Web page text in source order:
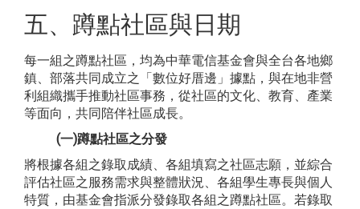
五、蹲點社區與日期
每一組之蹲點社區，均為中華電信基金會與全台各地鄉
鎮、部落共同成立之「數位好厝邊」據點，與在地非營
利組織攜手推動社區事務，從社區的文化、教育、產業
等面向，共同陪伴社區成長。
(一)蹲點社區之分發
將根據各組之錄取成績、各組填寫之社區志願，並綜合
評估社區之服務需求與整體狀況、各組學生專長與個人
特質，由基金會指派分發錄取各組之蹲點社區。若錄取